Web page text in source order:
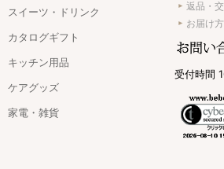
スイーツ・ドリンク
カタログギフト
キッチン用品
ケアグッズ
家電・雑貨
返品・
お届け
受付時間